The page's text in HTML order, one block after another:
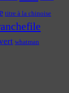
titre à la chinoise
whatman